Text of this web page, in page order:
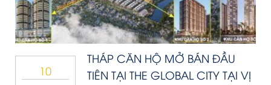
10
THÁP CĂN HỘ MỞ BÁN ĐẦU
TIÊN TẠI THE GLOBAL CITY TẠI VỊ